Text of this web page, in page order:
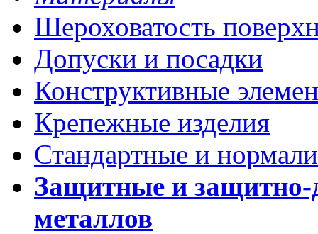
Шероховатость
Допуски и посадки
Конструктивные
Крепежные изделия
Стандартные и
Защитные и защитно-
металлов